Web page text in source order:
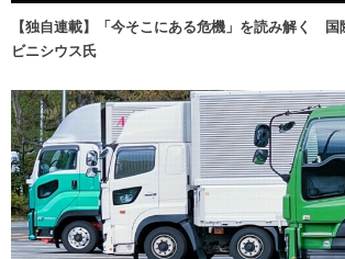
【独自連載】「今そこにある危機」を読み解く 国
ビニシウス氏